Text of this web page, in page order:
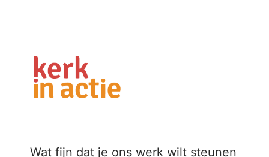
Wat fijn dat je ons werk wilt steunen